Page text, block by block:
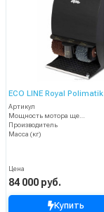
ECO LINE Royal Polimatik
Артикул
Мощность мотора щеток
Производитель
Масса (кг)
Цена
84 000 руб.
Купить